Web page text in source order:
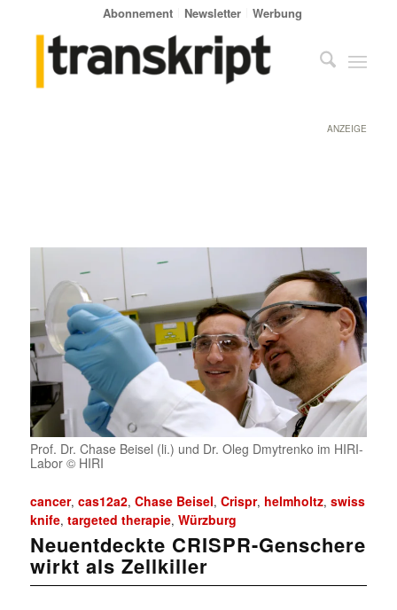
Abonnement Newsletter Werbung
ANZEIGE
Prof. Dr. Chase Beisel (li.) und Dr. Oleg Dmytrenko im HIRI-
Labor © HIRI
cancer, cas12a2, Chase Beisel, Crispr, helmholtz, swiss
knife, targeted therapie, Würzburg
Neuentdeckte CRISPR-Genschere
wirkt als Zellkiller